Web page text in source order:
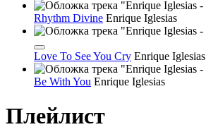
Rhythm Divine Enrique Iglesias
Love To See You Cry Enrique Iglesias
Be With You Enrique Iglesias
Плейлист